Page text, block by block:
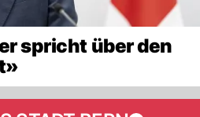
spricht über den